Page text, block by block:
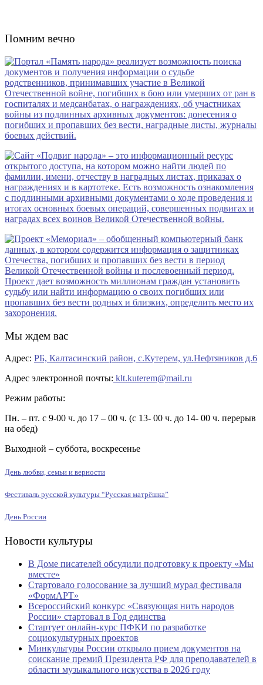
Помним вечно
Мы ждем вас
Адрес: РБ, Калтасинский район, с.Кутерем, ул.Нефтяников д.6
Адрес электронной почты: klt.kuterem@mail.ru
Режим работы:
Пн. – пт. с 9-00 ч. до 17 – 00 ч. (с 13- 00 ч. до 14- 00 ч. перерыв
на обед)
Выходной – суббота, воскресенье
День любви, семьи и верности
Фестиваль русской культуры “Русская матрёшка”
День России
Новости культуры
В Доме писателей обсудили подготовку к проекту «Мы
вместе»
Стартовало голосование за лучший мурал фестиваля
«ФормАРТ»
Всероссийский конкурс «Связующая нить народов
России» стартовал в Год единства
Стартует онлайн-курс ПФКИ по разработке
социокультурных проектов
Минкультуры России открыло прием документов на
соискание премий Президента РФ для преподавателей в
области музыкального искусства в 2026 году